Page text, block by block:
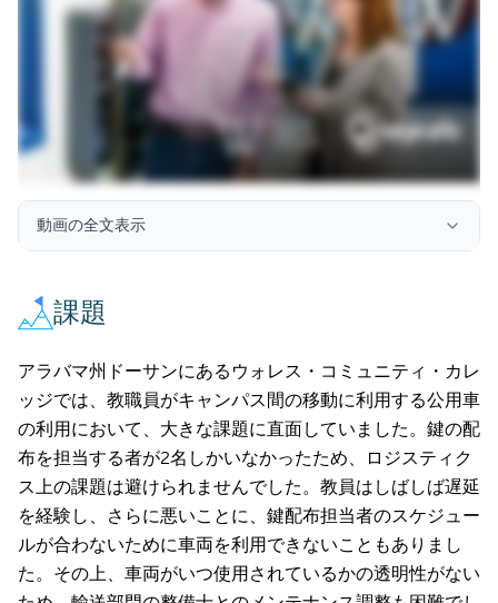
動画の全文表示
課題
アラバマ州ドーサンにあるウォレス・コミュニティ・カレ
ッジでは、教職員がキャンパス間の移動に利用する公用車
の利用において、大きな課題に直面していました。鍵の配
布を担当する者が2名しかいなかったため、ロジスティク
ス上の課題は避けられませんでした。教員はしばしば遅延
を経験し、さらに悪いことに、鍵配布担当者のスケジュー
ルが合わないために車両を利用できないこともありまし
た。その上、車両がいつ使用されているかの透明性がない